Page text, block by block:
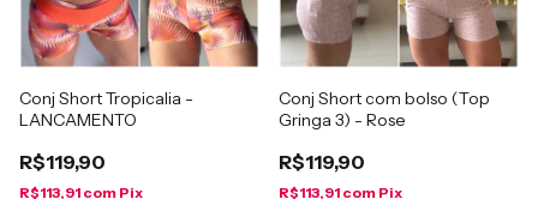
Conj Short Tropicalia -
LANCAMENTO
R$119,90
R$113,91 com Pix
Conj Short com bolso (Top
Gringa 3) - Rose
R$119,90
R$113,91 com Pix